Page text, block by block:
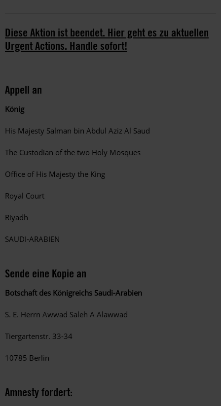
Diese Aktion ist beendet. Hier geht es zu aktuellen
Urgent Actions. Handle sofort!
Appell an
König
His Majesty Salman bin Abdul Aziz Al Saud
The Custodian of the two Holy Mosques
Office of His Majesty the King
Royal Court
Riyadh
SAUDI-ARABIEN
Sende eine Kopie an
Botschaft des Königreichs Saudi-Arabien
S. E. Herrn Awwad Saleh A Alawwad
Tiergartenstr. 33-34
10785 Berlin
Amnesty fordert: